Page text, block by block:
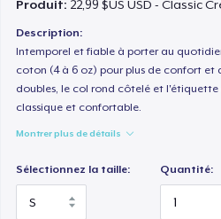
Produit: 22,99 $US USD - Classic
Description:
Intemporel et fiable à porter au
coton (4 à 6 oz) pour plus de confort et
doubles, le col rond côtelé et
classique et confortable.
Montrer plus de détails
Sélectionnez la taille: Quantité: